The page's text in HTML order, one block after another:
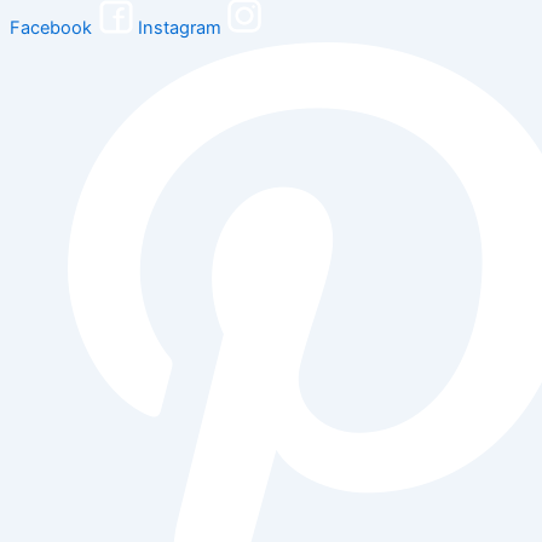
Facebook Instagram